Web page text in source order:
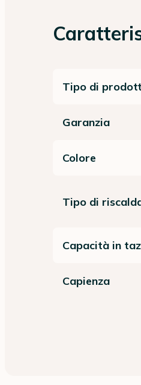
Tipo di
Garanzia
Colore
Tipo di
Capacità in
Capienza